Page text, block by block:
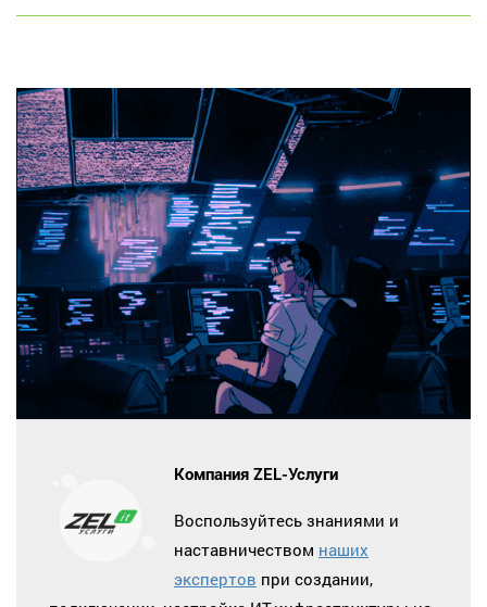
Компания ZEL-Услуги
Воспользуйтесь знаниями и
наставничеством наших
экспертов при создании,